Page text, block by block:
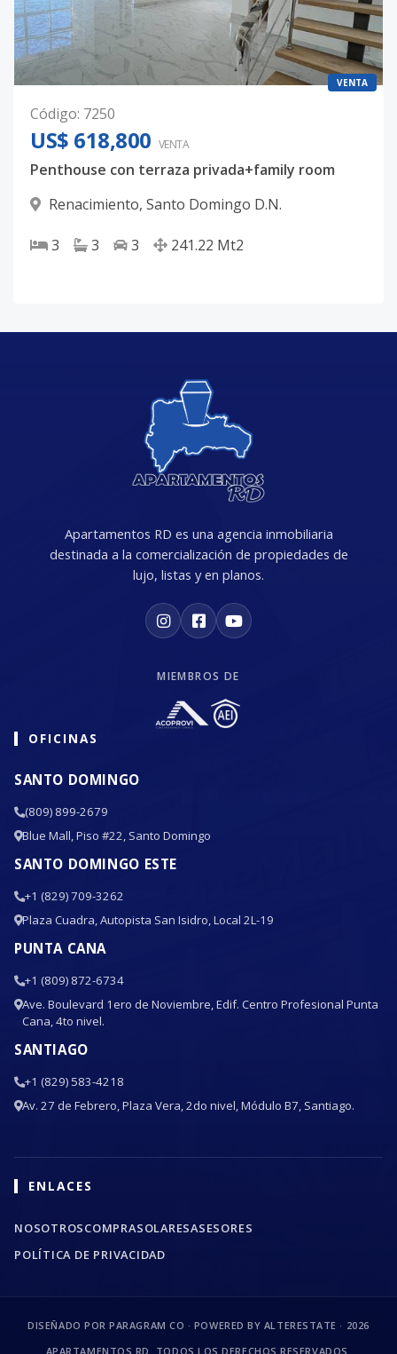
VENTA
Código: 7250
US$ 618,800 VENTA
Penthouse con terraza privada+family room
Renacimiento, Santo Domingo D.N.
3 3 3 241.22 Mt2
Apartamentos RD es una agencia inmobiliaria
destinada a la comercialización de propiedades de
lujo, listas y en planos.
MIEMBROS DE
OFICINAS
SANTO DOMINGO
(809) 899-2679
Blue Mall, Piso #22, Santo Domingo
SANTO DOMINGO ESTE
+1 (829) 709-3262
Plaza Cuadra, Autopista San Isidro, Local 2L-19
PUNTA CANA
+1 (809) 872-6734
Ave. Boulevard 1ero de Noviembre, Edif. Centro Profesional Punta
Cana, 4to nivel.
SANTIAGO
+1 (829) 583-4218
Av. 27 de Febrero, Plaza Vera, 2do nivel, Módulo B7, Santiago.
ENLACES
NOSOTROSCOMPRASOLARESASESORES
POLÍTICA DE PRIVACIDAD
DISEÑADO POR PARAGRAM CO · POWERED BY ALTERESTATE · 2026
APARTAMENTOS RD. TODOS LOS DERECHOS RESERVADOS.